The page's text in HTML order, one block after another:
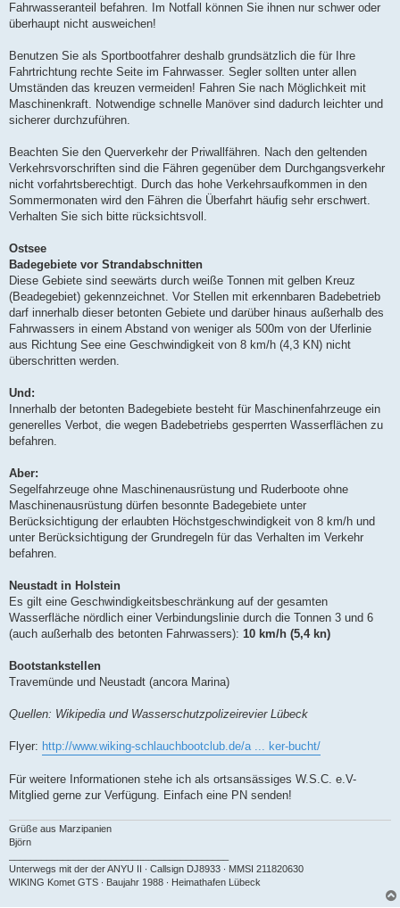
Fahrwasseranteil befahren. Im Notfall können Sie ihnen nur schwer oder
überhaupt nicht ausweichen!
Benutzen Sie als Sportbootfahrer deshalb grundsätzlich die für Ihre
Fahrtrichtung rechte Seite im Fahrwasser. Segler sollten unter allen
Umständen das kreuzen vermeiden! Fahren Sie nach Möglichkeit mit
Maschinenkraft. Notwendige schnelle Manöver sind dadurch leichter und
sicherer durchzuführen.
Beachten Sie den Querverkehr der Priwallfähren. Nach den geltenden
Verkehrsvorschriften sind die Fähren gegenüber dem Durchgangsverkehr
nicht vorfahrtsberechtigt. Durch das hohe Verkehrsaufkommen in den
Sommermonaten wird den Fähren die Überfahrt häufig sehr erschwert.
Verhalten Sie sich bitte rücksichtsvoll.
Ostsee
Badegebiete vor Strandabschnitten
Diese Gebiete sind seewärts durch weiße Tonnen mit gelben Kreuz
(Beadegebiet) gekennzeichnet. Vor Stellen mit erkennbaren Badebetrieb
darf innerhalb dieser betonten Gebiete und darüber hinaus außerhalb des
Fahrwassers in einem Abstand von weniger als 500m von der Uferlinie
aus Richtung See eine Geschwindigkeit von 8 km/h (4,3 KN) nicht
überschritten werden.
Und:
Innerhalb der betonten Badegebiete besteht für Maschinenfahrzeuge ein
generelles Verbot, die wegen Badebetriebs gesperrten Wasserflächen zu
befahren.
Aber:
Segelfahrzeuge ohne Maschinenausrüstung und Ruderboote ohne
Maschinenausrüstung dürfen besonnte Badegebiete unter
Berücksichtigung der erlaubten Höchstgeschwindigkeit von 8 km/h und
unter Berücksichtigung der Grundregeln für das Verhalten im Verkehr
befahren.
Neustadt in Holstein
Es gilt eine Geschwindigkeitsbeschränkung auf der gesamten
Wasserfläche nördlich einer Verbindungslinie durch die Tonnen 3 und 6
(auch außerhalb des betonten Fahrwassers): 10 km/h (5,4 kn)
Bootstankstellen
Travemünde und Neustadt (ancora Marina)
Quellen: Wikipedia und Wasserschutzpolizeirevier Lübeck
Flyer: http://www.wiking-schlauchbootclub.de/a ... ker-bucht/
Für weitere Informationen stehe ich als ortsansässiges W.S.C. e.V-
Mitglied gerne zur Verfügung. Einfach eine PN senden!
Grüße aus Marzipanien
Björn
Unterwegs mit der der ANYU II ∙ Callsign DJ8933 ∙ MMSI 211820630
WIKING Komet GTS ∙ Baujahr 1988 ∙ Heimathafen Lübeck